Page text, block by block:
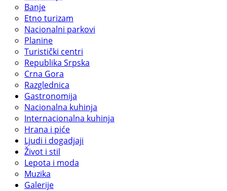
Banje
Etno turizam
Nacionalni parkovi
Planine
Turistički centri
Republika Srpska
Crna Gora
Razglednica
Gastronomija
Nacionalna kuhinja
Internacionalna kuhinja
Hrana i piće
Ljudi i dogadjaji
Život i stil
Lepota i moda
Muzika
Galerije